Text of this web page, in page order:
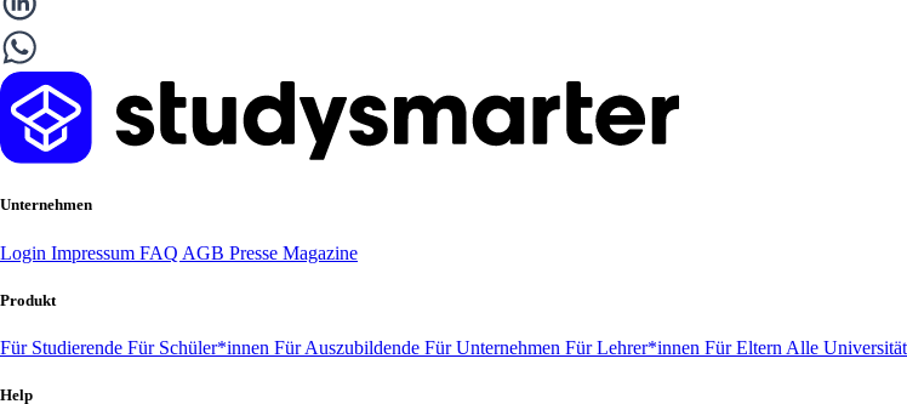
Unternehmen
Login Impressum FAQ AGB Presse Magazine
Produkt
Für Studierende Für Schüler*innen Für Auszubildende Für Unternehmen Für Lehrer*innen Für Eltern Alle
Help